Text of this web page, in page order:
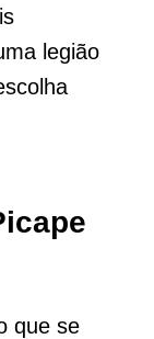
legião
que se